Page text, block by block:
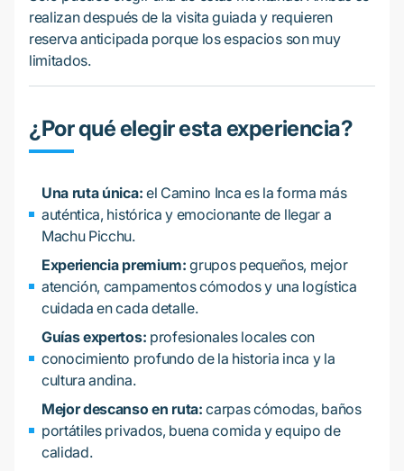
realizan después de la visita guiada y requieren
reserva anticipada porque los espacios son muy
limitados.
¿Por qué elegir esta experiencia?
Una ruta única: el Camino Inca es la forma más
auténtica, histórica y emocionante de llegar a
Machu Picchu.
Experiencia premium: grupos pequeños, mejor
atención, campamentos cómodos y una logística
cuidada en cada detalle.
Guías expertos: profesionales locales con
conocimiento profundo de la historia inca y la
cultura andina.
Mejor descanso en ruta: carpas cómodas, baños
portátiles privados, buena comida y equipo de
calidad.